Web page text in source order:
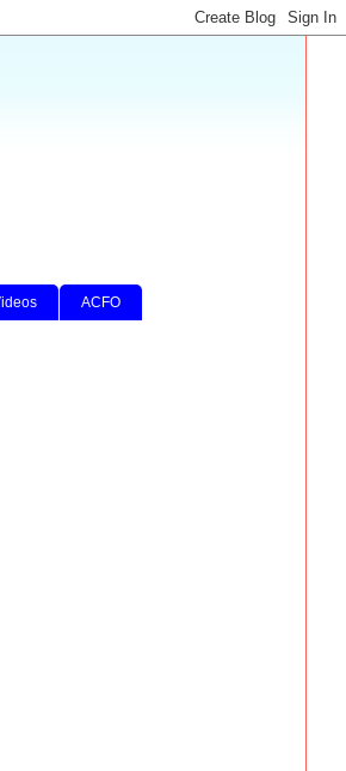
ACFO